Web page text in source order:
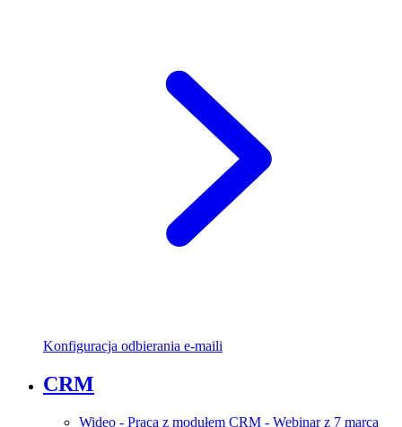
Konfiguracja odbierania e-maili
CRM
Wideo - Praca z modułem CRM - Webinar z 7 marca